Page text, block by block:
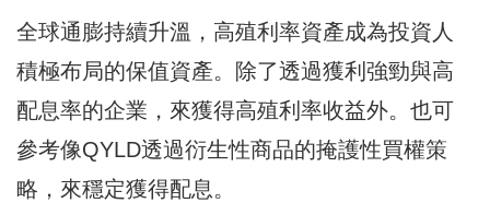
全球通膨持續升溫，高殖利率資產成為投資人
積極布局的保值資產。除了透過獲利強勁與高
配息率的企業，來獲得高殖利率收益外。也可
參考像QYLD透過衍生性商品的掩護性買權策
略，來穩定獲得配息。